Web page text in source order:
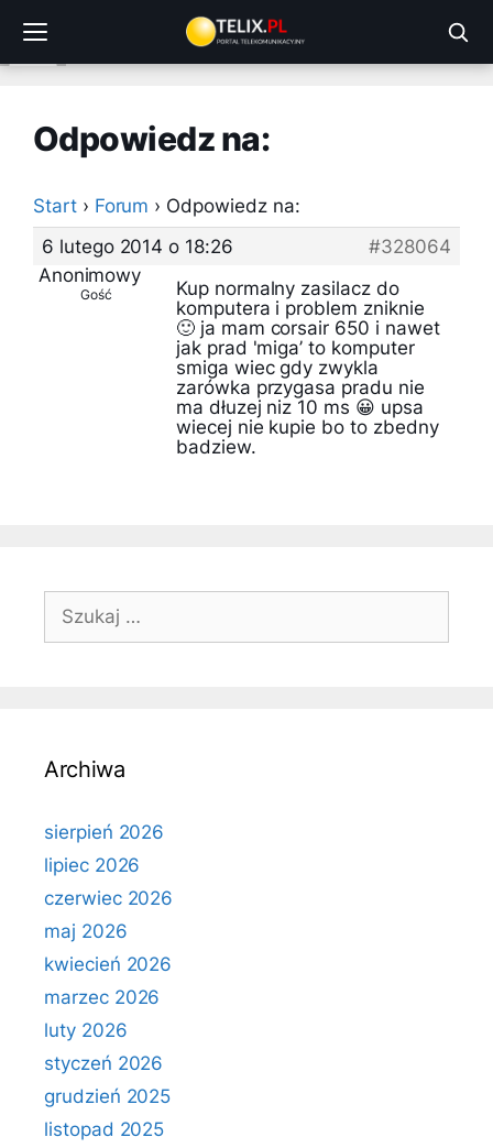
treści
Odpowiedz na:
Start › Forum › Odpowiedz na:
6 lutego 2014 o 18:26
#328064
Anonimowy
Gość
Kup normalny zasilacz do
komputera i problem zniknie
🙂 ja mam corsair 650 i nawet
jak prad 'miga’ to komputer
smiga wiec gdy zwykla
zarówka przygasa pradu nie
ma dłuzej niz 10 ms 😀 upsa
wiecej nie kupie bo to zbedny
badziew.
Szukaj:
Archiwa
sierpień 2026
lipiec 2026
czerwiec 2026
maj 2026
kwiecień 2026
marzec 2026
luty 2026
styczeń 2026
grudzień 2025
listopad 2025